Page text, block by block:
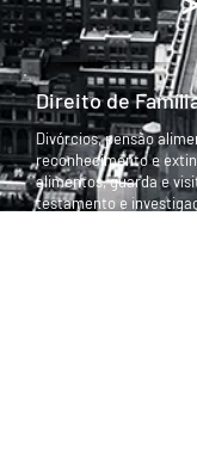
Direito de
Divórcios, pensão
reconhecimento e
alimentos, guarda e
testamento e